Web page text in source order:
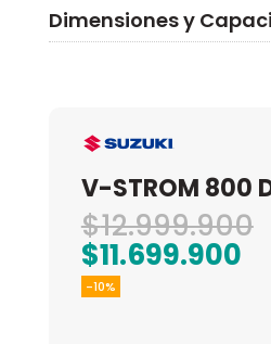
Dimensiones y
V-STROM 800
$12.999.900El
$11.699.900El
-10%